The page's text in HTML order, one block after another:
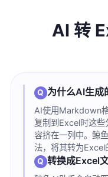
AI 转
为什么AI生成
AI使用Markdown
复制到Excel时这些
容挤在一列中。鲸
法，将其转为Excel
转换成Excel